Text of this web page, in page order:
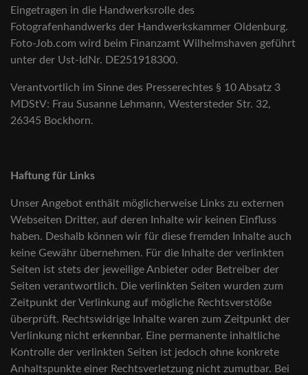
Eingetragen in die Handwerksrolle des
Fotografenhandwerks der Handwerkskammer Oldenburg.
Foto-Job.com wird beim Finanzamt Wilhelmshaven geführt
unter der Ust-IdNr. DE251918300.
Verantvortlich im Sinne des Presserechtes § 10 Absatz 3
MDStV: Frau Susanne Lehmann, Westersteder Str. 32,
26345 Bockhorn.
Haftung für Links
Unser Angebot enthält möglicherweise Links zu externen
Webseiten Dritter, auf deren Inhalte wir keinen Einfluss
haben. Deshalb können wir für diese fremden Inhalte auch
keine Gewähr übernehmen. Für die Inhalte der verlinkten
Seiten ist stets der jeweilige Anbieter oder Betreiber der
Seiten verantwortlich. Die verlinkten Seiten wurden zum
Zeitpunkt der Verlinkung auf mögliche Rechtsverstöße
überprüft. Rechtswidrige Inhalte waren zum Zeitpunkt der
Verlinkung nicht erkennbar. Eine permanente inhaltliche
Kontrolle der verlinkten Seiten ist jedoch ohne konkrete
Anhaltspunkte einer Rechtsverletzung nicht zumutbar. Bei